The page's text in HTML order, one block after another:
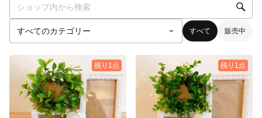
すべて 販売中
残り1点 残り1点